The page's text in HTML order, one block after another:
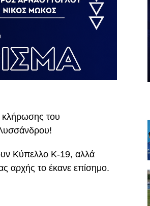
κλήρωσης του
Κύπελλο Κ-19, αλλά
αρχής το έκανε επίσημο.